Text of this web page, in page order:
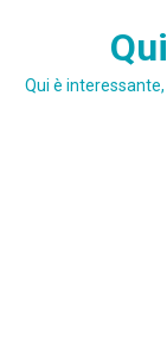
Qui è